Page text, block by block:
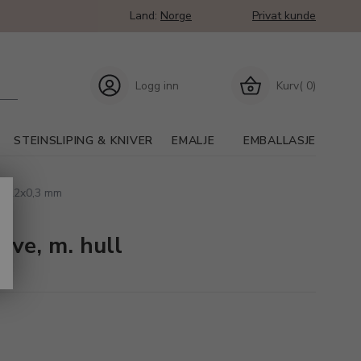
Land: Norge Privat kunde
Kurv( 0)
Logg inn
STEINSLIPING & KNIVER EMALJE EMBALLASJE
22x0,3 mm
m. hull